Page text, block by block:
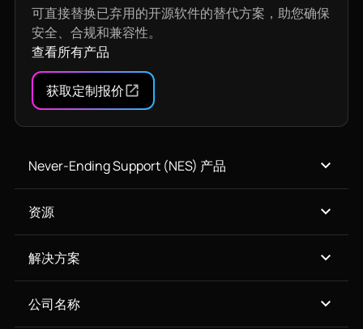
可直接替换已弃用的开源软件的替代方案，助您确保
安全、合规和兼容性。
查看所有产品
获取定制报价
Never-Ending Support (NES) 产品
资源
解决方案
公司名称